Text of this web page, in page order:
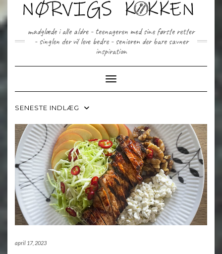
content
madglæde i alle aldre - teenageren med sine første retter
- singlen der vil leve bedre - senioren der bare savner
inspiration
Toggle Navigation
SENESTE INDLÆG
april 17, 2023